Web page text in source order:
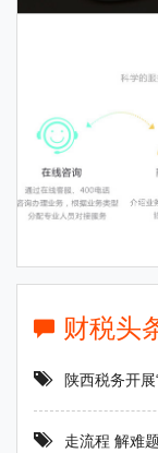
财税头
陕西税务开
走流程 解难题 优服务——国